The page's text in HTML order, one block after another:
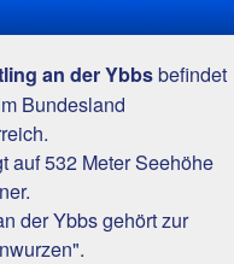
an der Ybbsbefindet
Bundesland
auf 532 Meter Seehöhe
der Ybbs gehört zur